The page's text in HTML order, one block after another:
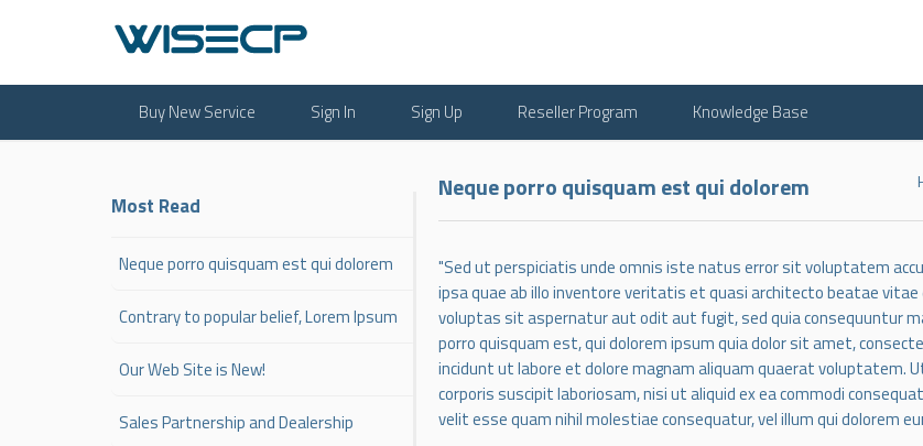
Buy New Service Sign In Sign Up Reseller Program Knowledge Base
Neque porro quisquam est qui dolorem
"Sed ut perspiciatis unde omnis iste natus error sit voluptatem
ipsa quae ab illo inventore veritatis et quasi architecto beatae
voluptas sit aspernatur aut odit aut fugit, sed quia consequuntur
porro quisquam est, qui dolorem ipsum quia dolor sit amet,
incidunt ut labore et dolore magnam aliquam quaerat voluptatem.
corporis suscipit laboriosam, nisi ut aliquid ex ea commodi
velit esse quam nihil molestiae consequatur, vel illum qui dolorem
Most Read
Neque porro quisquam est qui dolorem
Contrary to popular belief, Lorem Ipsum
Our Web Site is New!
Sales Partnership and Dealership